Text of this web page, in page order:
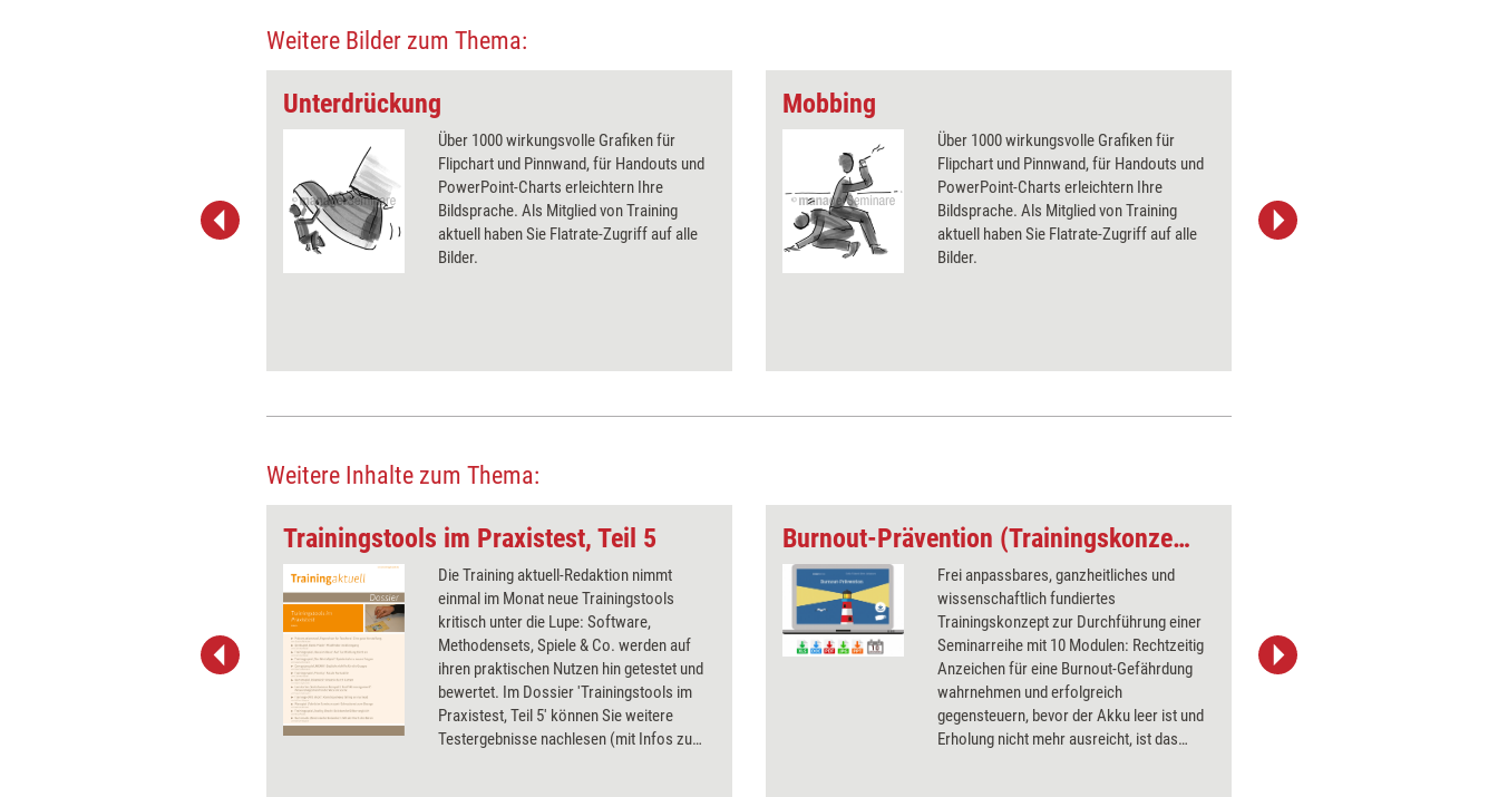
Weitere Bilder zum Thema:
Unterdrückung
Über 1000 wirkungsvolle Grafiken für
Flipchart und Pinnwand, für Handouts und
PowerPoint-Charts erleichtern Ihre
Bildsprache. Als Mitglied von Training
aktuell haben Sie Flatrate-Zugriff auf alle
Bilder.
Mobbing
Über 1000 wirkungsvolle Grafiken für
Flipchart und Pinnwand, für Handouts und
PowerPoint-Charts erleichtern Ihre
Bildsprache. Als Mitglied von Training
aktuell haben Sie Flatrate-Zugriff auf alle
Bilder.
Weitere Inhalte zum Thema:
Sind die guten Vorsätze schon
Trainingstools im Praxistest, Teil 5
Die Training aktuell-Redaktion nimmt
einmal im Monat neue Trainingstools
kritisch unter die Lupe: Software,
Methodensets, Spiele & Co. werden auf
ihren praktischen Nutzen hin getestet und
bewertet. Im Dossier 'Trainingstools im
Praxistest, Teil 5' können Sie weitere
Testergebnisse nachlesen (mit Infos zu
Burnout-Prävention (Trainingskonzept)
Frei anpassbares, ganzheitliches und
wissenschaftlich fundiertes
Trainingskonzept zur Durchführung einer
Seminarreihe mit 10 Modulen: Rechtzeitig
Anzeichen für eine Burnout-Gefährdung
wahrnehmen und erfolgreich
gegensteuern, bevor der Akku leer ist und
Erholung nicht mehr ausreicht, ist das
Stefanie Diers/www.trainerkoffer.de